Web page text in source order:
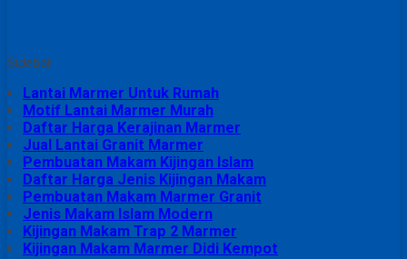
Sidebar
Lantai Marmer Untuk Rumah
Motif Lantai Marmer Murah
Daftar Harga Kerajinan Marmer
Jual Lantai Granit Marmer
Pembuatan Makam Kijingan Islam
Daftar Harga Jenis Kijingan Makam
Pembuatan Makam Marmer Granit
Jenis Makam Islam Modern
Kijingan Makam Trap 2 Marmer
Kijingan Makam Marmer Didi Kempot